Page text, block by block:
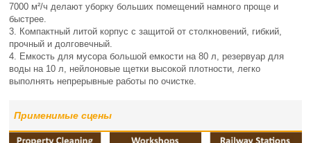
7000 м²/ч делают уборку больших помещений намного проще и
быстрее.
3. Компактный литой корпус с защитой от столкновений, гибкий,
прочный и долговечный.
4. Емкость для мусора большой емкости на 80 л, резервуар для
воды на 10 л, нейлоновые щетки высокой плотности, легко
выполнять непрерывные работы по очистке.
Применимые сцены